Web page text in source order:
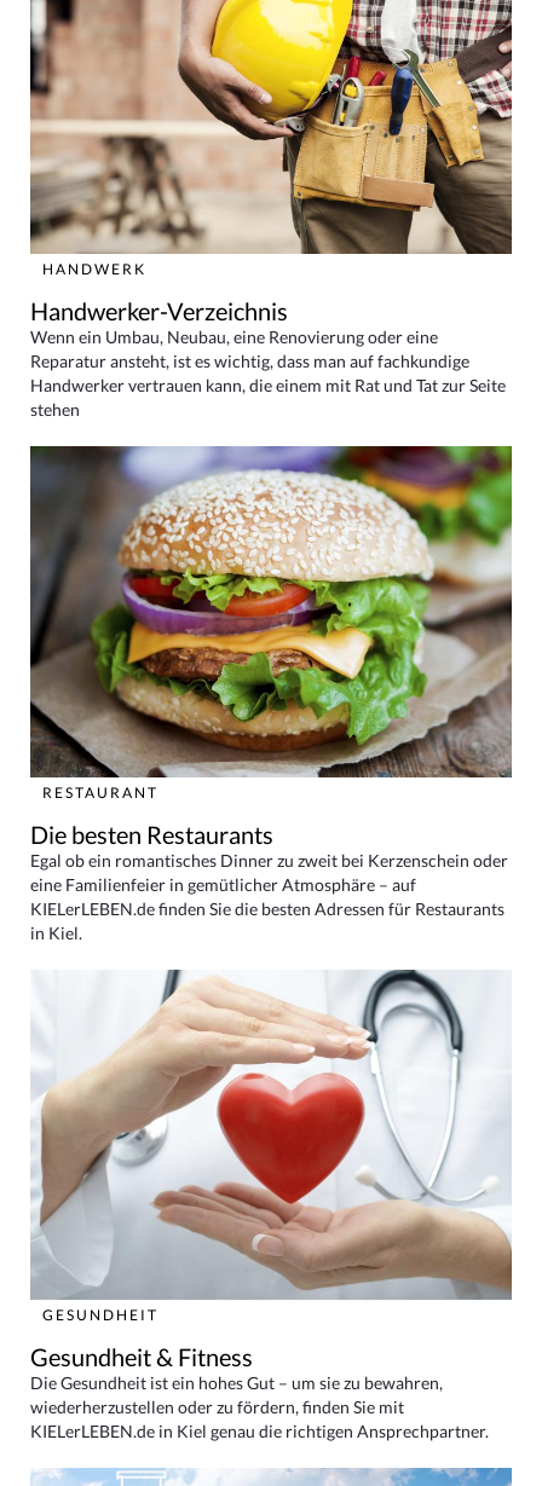
HANDWERK
Handwerker-Verzeichnis
Wenn ein Umbau, Neubau, eine Renovierung oder eine
Reparatur ansteht, ist es wichtig, dass man auf fachkundige
Handwerker vertrauen kann, die einem mit Rat und Tat zur Seite
stehen
RESTAURANT
Die besten Restaurants
Egal ob ein romantisches Dinner zu zweit bei Kerzenschein oder
eine Familienfeier in gemütlicher Atmosphäre – auf
KIELerLEBEN.de finden Sie die besten Adressen für Restaurants
in Kiel.
GESUNDHEIT
Gesundheit & Fitness
Die Gesundheit ist ein hohes Gut – um sie zu bewahren,
wiederherzustellen oder zu fördern, finden Sie mit
KIELerLEBEN.de in Kiel genau die richtigen Ansprechpartner.